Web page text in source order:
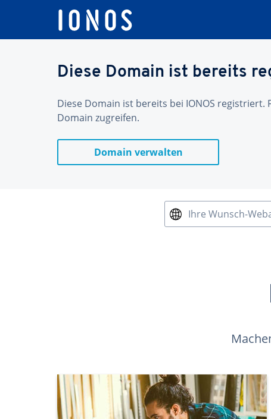
Diese Domain ist bereits
Diese Domain ist bereits bei IONOS
Domain zugreifen.
Domain verwalten
Ihre Wunsch-